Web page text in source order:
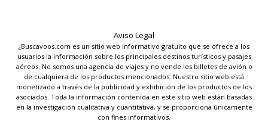
Aviso Legal
¿Buscavoos.com es un sitio web informativo gratuito que se ofrece a los
usuarios la información sobre los principales destinos turísticos y pasajes
aéreos. No somos una agencia de viajes y no vende los billetes de avión o
de cualquiera de los productos mencionados. Nuestro sitio web está
monetizado a través de la publicidad y exhibición de los productos de los
asociados. Toda la información contenida en este sitio web están basadas
en la investigación cualitativa y cuantitativa, y se proporciona únicamente
con fines informativos.